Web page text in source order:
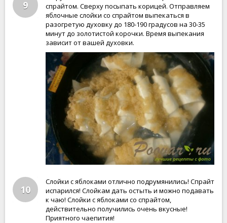
9
спрайтом. Сверху посыпать корицей. Отправляем
яблочные слойки со спрайтом выпекаться в
разогретую духовку до 180-190 градусов на 30-35
минут до золотистой корочки. Время выпекания
зависит от вашей духовки.
10
Слойки с яблоками отлично подрумянились! Спрайт
испарился! Слойкам дать остыть и можно подавать
к чаю! Слойки с яблоками со спрайтом,
действительно получились очень вкусные!
Приятного чаепития!